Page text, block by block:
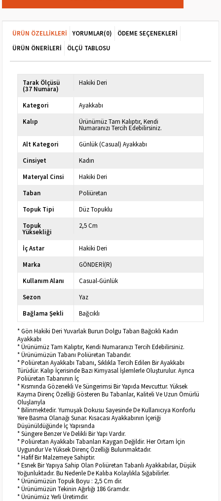
ÜRÜN ÖZELLIKLERI YORUMLAR(0)
ÖDEME SEÇENEKLERI
ÜRÜN ÖNERILERI
ÖLÇÜ TABLOSU
Tarak Ölçüsü
(37 Numara)
Hakiki Deri
Kategori
Ayakkabı
Kalıp
Ürünümüz Tam Kalıptır, Kendi
Numaranızı Tercih Edebilirsiniz.
Alt Kategori
Günlük (Casual) Ayakkabı
Cinsiyet
Kadın
Materyal Cinsi
Hakiki Deri
Taban
Poliüretan
Topuk Tipi
Düz Topuklu
Topuk
Yüksekliği
2,5 Cm
İç Astar
Hakiki Deri
Marka
GÖNDERİ(R)
Kullanım Alanı
Casual-Günlük
Sezon
Yaz
Bağlama Şekli
Bağcıklı
* Gön Hakiki Deri Yuvarlak Burun Dolgu Taban Bağcıklı Kadın
Ayakkabı
* Ürünümüz Tam Kalıptır, Kendi Numaranızı Tercih Edebilirsiniz.
* Ürünümüzün Tabanı Poliüretan Tabandır.
* Poliüretan Ayakkabı Tabanı, Sıklıkla Tercih Edilen Bir Ayakkabı
Türüdür. Kalıp İçerisinde Bazı Kimyasal İşlemlerle Oluşturulur. Ayrıca
Poliüretan Tabanının İç
* Kısmında Gözenekli Ve Süngerimsi Bir Yapıda Mevcuttur. Yüksek
Kayma Direnç Özelliği Gösteren Bu Tabanlar, Kaliteli Ve Uzun Ömürlü
Oluşlarıyla
* Bilinmektedir. Yumuşak Dokusu Sayesinde De Kullanıcıya Konforlu
Yere Basma Olanağı Sunar. Kısacası Ayakkabının İçeriği
Düşünüldüğünde İç Yapısında
* Süngere Benzer Ve Delikli Bir Yapı Vardır.
* Poliüretan Ayakkabı Tabanları Kaygan Değildir. Her Ortam İçin
Uygundur Ve Yüksek Direnç Özelliği Bulunmaktadır.
* Hafif Bir Malzemeye Sahiptir.
* Esnek Bir Yapıya Sahip Olan Poliüretan Tabanlı Ayakkabılar, Düşük
Yoğunluktadır. Bu Nedenle De Kalıba Kolaylıkla Sığabilirler.
* Ürünümüzün Topuk Boyu : 2,5 Cm dir.
* Ürünümüzün Tekinin Ağırlığı 186 Gramdır.
* Ürünümüz Yerli Üretimdir.